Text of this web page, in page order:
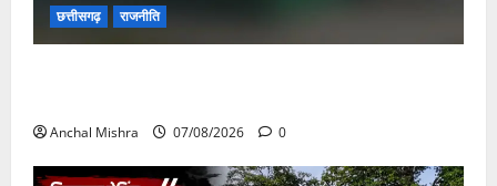
छत्तीसगढ़ राजनीति
Anchal Mishra 07/08/2026 0